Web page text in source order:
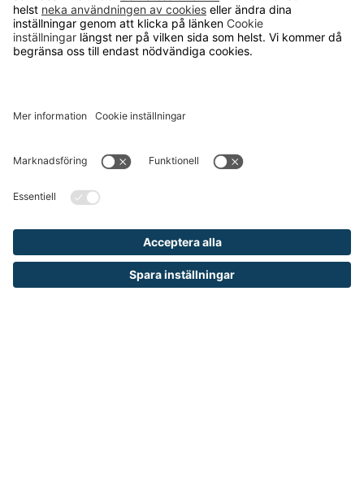
Så funkar det
Försäljningsvillkor
Personuppgiftshantering
Cookie inställningar
OM RUNELANDHS
Om Runelandhs